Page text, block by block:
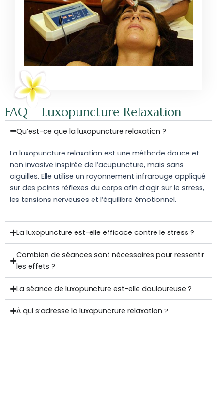
FAQ – Luxopuncture Relaxation
Qu’est-ce que la luxopuncture relaxation ?
La luxopuncture relaxation est une méthode douce et
non invasive inspirée de l’acupuncture, mais sans
aiguilles. Elle utilise un rayonnement infrarouge appliqué
sur des points réflexes du corps afin d’agir sur le stress,
les tensions nerveuses et l’équilibre émotionnel.
La luxopuncture est-elle efficace contre le stress ?
Combien de séances sont nécessaires pour ressentir
les effets ?
La séance de luxopuncture est-elle douloureuse ?
À qui s’adresse la luxopuncture relaxation ?